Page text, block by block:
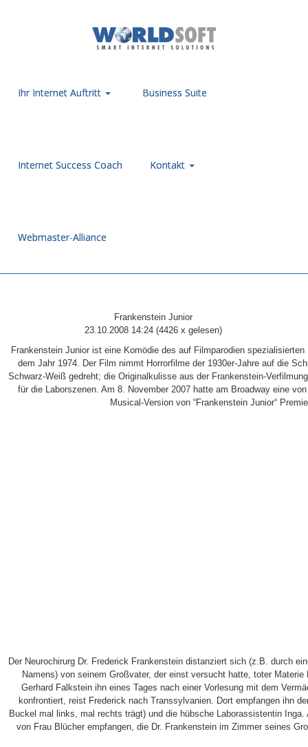
Ihr Internet Auftritt Business Suite
Internet Success Coach Kontakt
Webmaster-Alliance
Frankenstein Junior
23.10.2008 14:24(4426 x gelesen)
Frankenstein Junior ist eine Komödie des auf Filmparodien
dem Jahr 1974. Der Film nimmt Horrorfilme der 1930er-Jahre auf die
Schwarz-Weiß gedreht; die Originalkulisse aus der Frankenstein-
für die Laborszenen. Am 8. November 2007 hatte am Broadway eine
Musical-Version von “Frankenstein Junior“
Der Neurochirurg Dr. Frederick Frankenstein distanziert sich (z.B. durch
Namens) von seinem Großvater, der einst versucht hatte, toter Materie
Gerhard Falkstein ihn eines Tages nach einer Vorlesung mit dem
konfrontiert, reist Frederick nach Transsylvanien. Dort empfangen ihn
Buckel mal links, mal rechts trägt) und die hübsche Laborassistentin Inga.
von Frau Blücher empfangen, die Dr. Frankenstein im Zimmer seines